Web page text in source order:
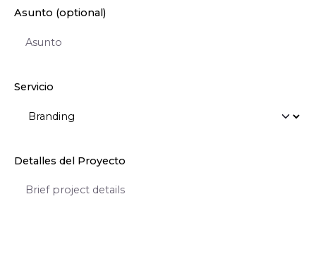
Asunto (optional)
Servicio
Detalles del Proyecto